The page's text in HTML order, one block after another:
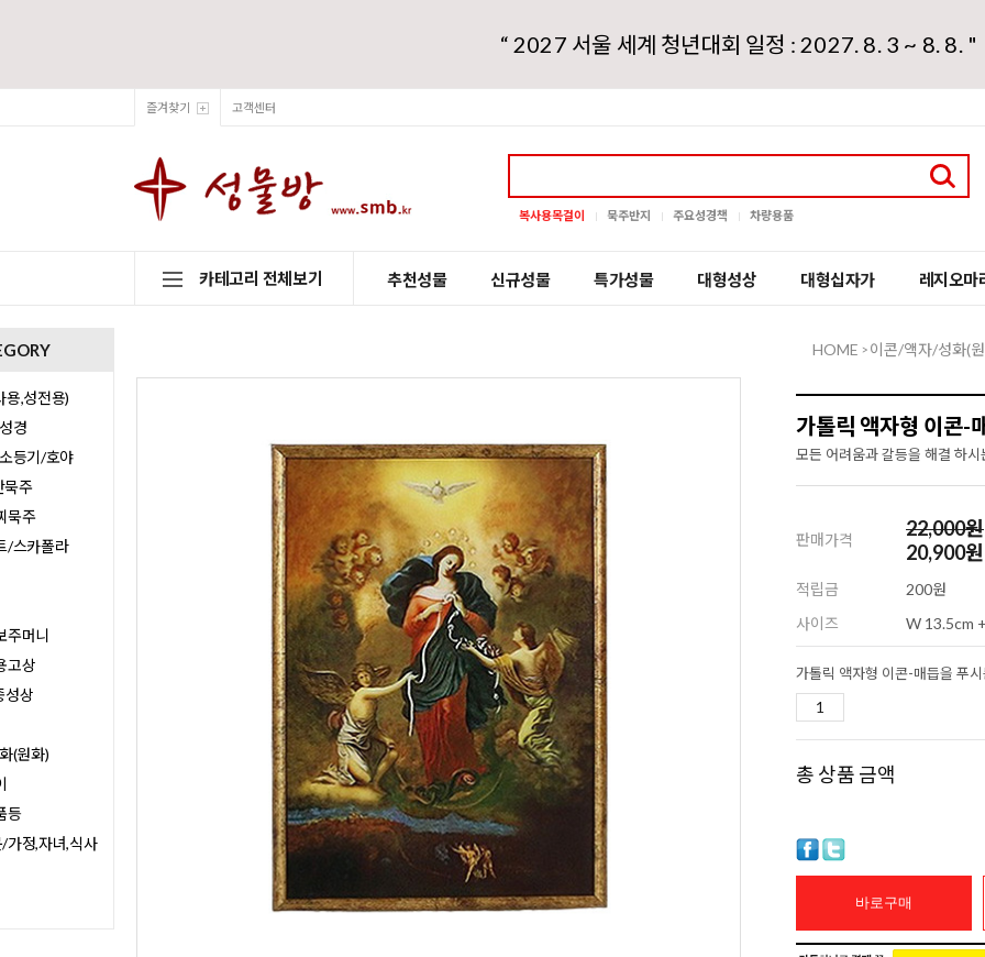
“ 2027 서울 세계 청년대회 일정 : 2027. 8. 3 ~ 8. 8. "
즐겨찾기 고객센터
복사용목걸이 묵주반지 주요성경책 차량용품
카테고리 전체보기 추천성물 신규성물 특가성물 대형성상 대형십자가 레지오마
용,성전용)
경
등기/호야
주
묵주
/스카폴라
주머니
고상
성상
(원화)
등
가정,자녀,식사
HOME > 이콘/액자/성화(
가톨릭 액자형 이콘-
모든 어려움과 갈등을 해결 하시
판매가격 22,000원
20,900원
적립금
200원
사이즈
W 13.5cm
총 상품 금액
바로구매